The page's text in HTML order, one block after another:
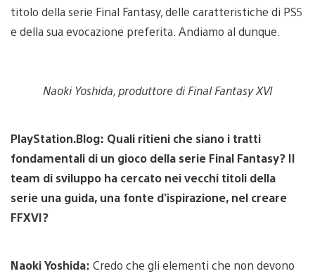
titolo della serie Final Fantasy, delle caratteristiche di PS5
e della sua evocazione preferita. Andiamo al dunque.
Naoki Yoshida, produttore di Final Fantasy XVI
PlayStation.Blog: Quali ritieni che siano i tratti
fondamentali di un gioco della serie Final Fantasy? Il
team di sviluppo ha cercato nei vecchi titoli della
serie una guida, una fonte d’ispirazione, nel creare
FFXVI?
Naoki Yoshida: Credo che gli elementi che non devono